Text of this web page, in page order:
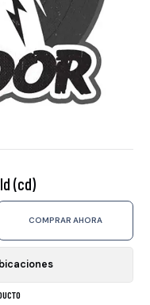
(cd)
COMPRAR AHORA